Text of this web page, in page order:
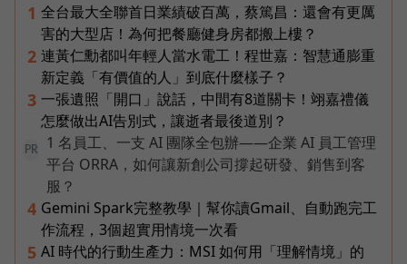
1 全台最大全聯首日業績破百萬，蔡篤昌：還會有更厲
害的大型店！為何把餐廳健身房都搬上樓？
2 連黃仁勳都叫年輕人當水電工！程世嘉：智慧通膨重
新定義「有價值的人」到底什麼樣子？
3 一張遺照「開口」說話，中間有8道關卡！翊嘉禮儀
怎麼做出AI告別式，讓逝者最後道別？
PR
1 名員工、一支 AI 團隊全包辦——企業 AI 員工管理
平台 ORRA，如何讓新創公司撐起研發、銷售到客
服？
4 Gemini Spark完整教學｜幫你讀Gmail、自動跑完工
作流程，3個超實用情境一次看
5 AI 時代的行動生產力：MSI 如何用「理解情境」的